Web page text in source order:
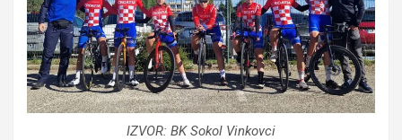
IZVOR: BK Sokol Vinkovci